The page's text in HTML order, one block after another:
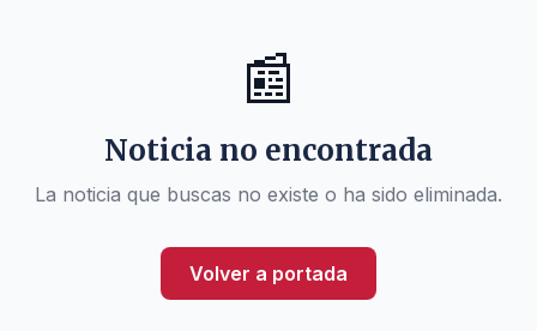
📰
Noticia no encontrada
La noticia que buscas no existe o ha sido eliminada.
Volver a portada